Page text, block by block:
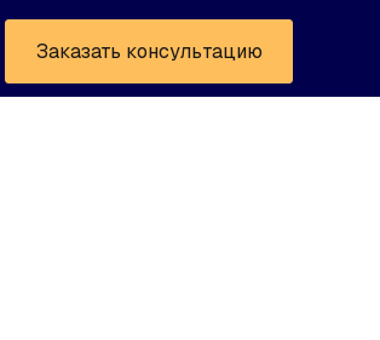
Заказать консультацию